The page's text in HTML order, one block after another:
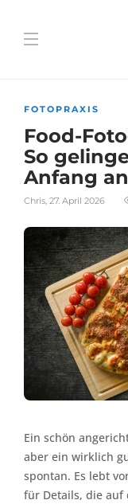
FOTOPRAXIS
Food-
So
Anfang an
Chris, 27. April 2026
Ein schön
aber ein wirklich
spontan. Es lebt
für Details, die auf